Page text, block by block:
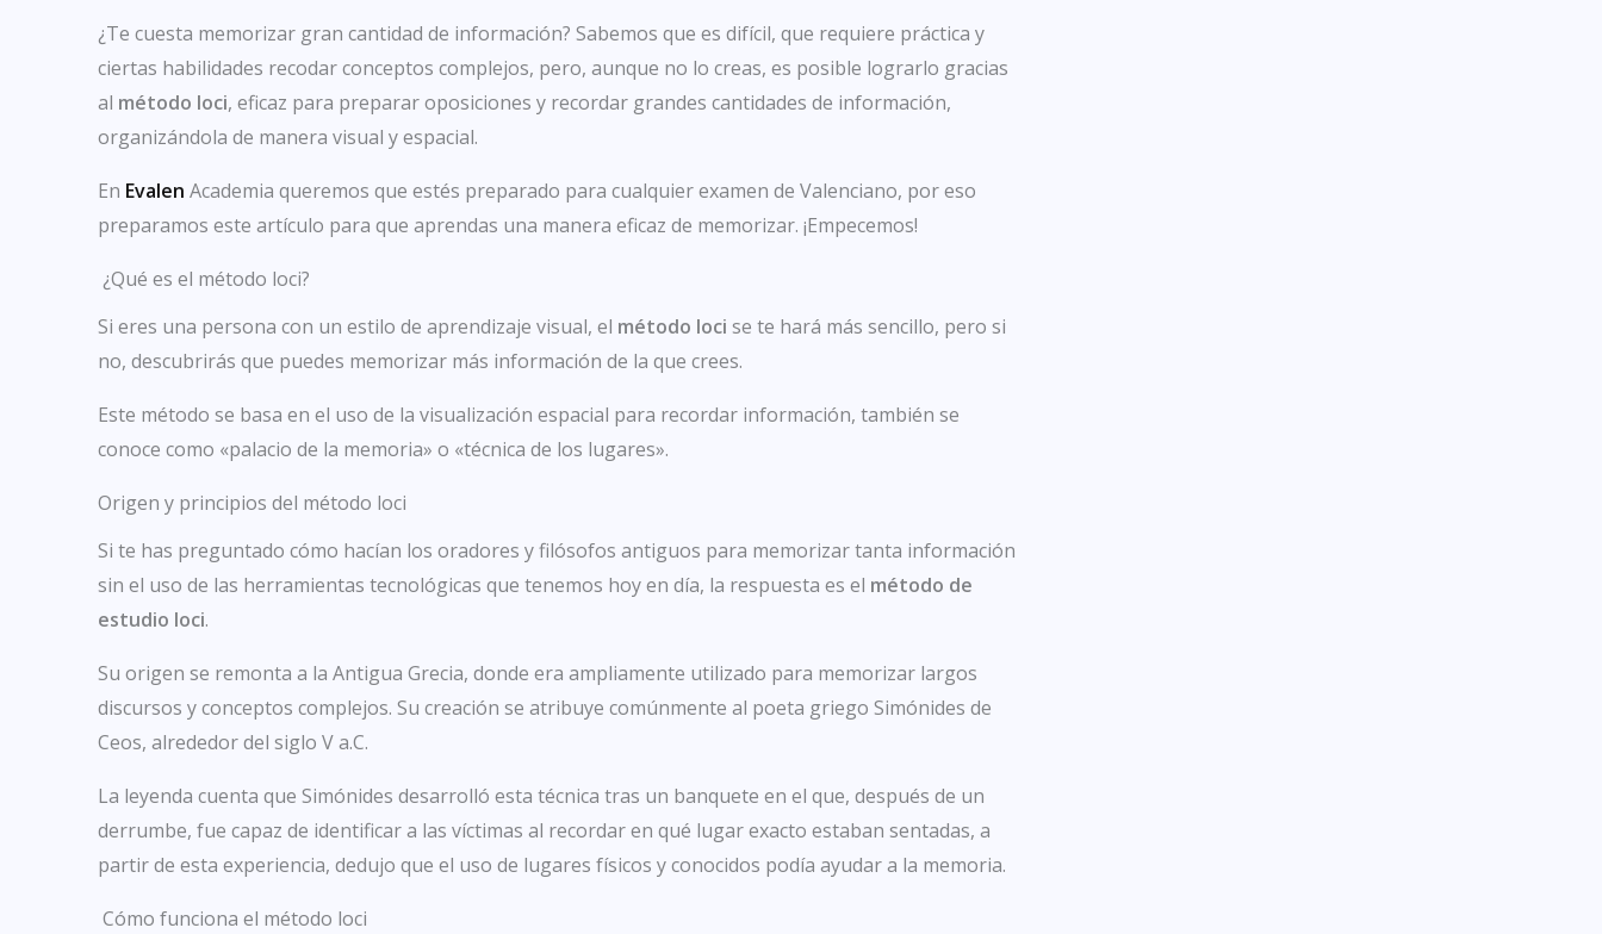
¿Te cuesta memorizar gran cantidad de información? Sabemos que es difícil, que requiere práctica y
ciertas habilidades recodar conceptos complejos, pero, aunque no lo creas, es posible lograrlo gracias
al método loci, eficaz para preparar oposiciones y recordar grandes cantidades de información,
organizándola de manera visual y espacial.
En Evalen Academia queremos que estés preparado para cualquier examen de Valenciano, por eso
preparamos este artículo para que aprendas una manera eficaz de memorizar. ¡Empecemos!
¿Qué es el método loci?
Si eres una persona con un estilo de aprendizaje visual, el método loci se te hará más sencillo, pero si
no, descubrirás que puedes memorizar más información de la que crees.
Este método se basa en el uso de la visualización espacial para recordar información, también se
conoce como «palacio de la memoria» o «técnica de los lugares».
Origen y principios del método loci
Si te has preguntado cómo hacían los oradores y filósofos antiguos para memorizar tanta información
sin el uso de las herramientas tecnológicas que tenemos hoy en día, la respuesta es el método de
estudio loci.
Su origen se remonta a la Antigua Grecia, donde era ampliamente utilizado para memorizar largos
discursos y conceptos complejos. Su creación se atribuye comúnmente al poeta griego Simónides de
Ceos, alrededor del siglo V a.C.
La leyenda cuenta que Simónides desarrolló esta técnica tras un banquete en el que, después de un
derrumbe, fue capaz de identificar a las víctimas al recordar en qué lugar exacto estaban sentadas, a
partir de esta experiencia, dedujo que el uso de lugares físicos y conocidos podía ayudar a la memoria.
Cómo funciona el método loci